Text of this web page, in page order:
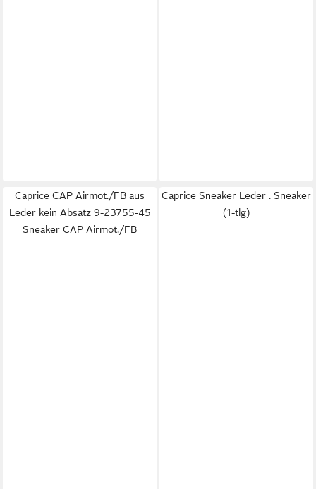
Caprice CAP Airmot./FB aus
Leder kein Absatz 9-23755-45
Sneaker CAP Airmot./FB
Caprice Sneaker Leder . Sneaker
(1-tlg)